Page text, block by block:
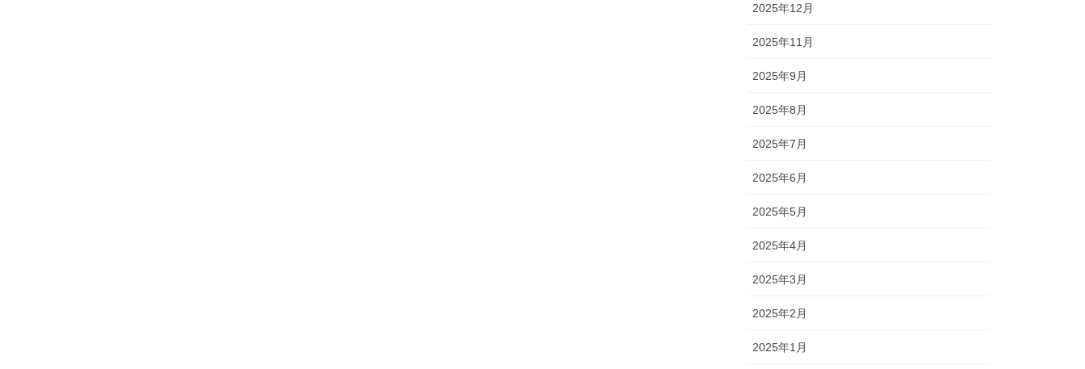
2025年12月
2025年11月
2025年9月
2025年8月
2025年7月
2025年6月
2025年5月
2025年4月
2025年3月
2025年2月
2025年1月